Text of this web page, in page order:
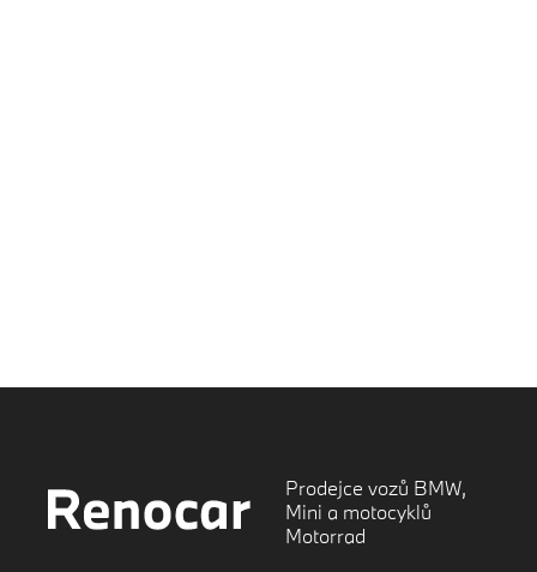
Prodejce vozů BMW,
Mini a motocyklů
Motorrad